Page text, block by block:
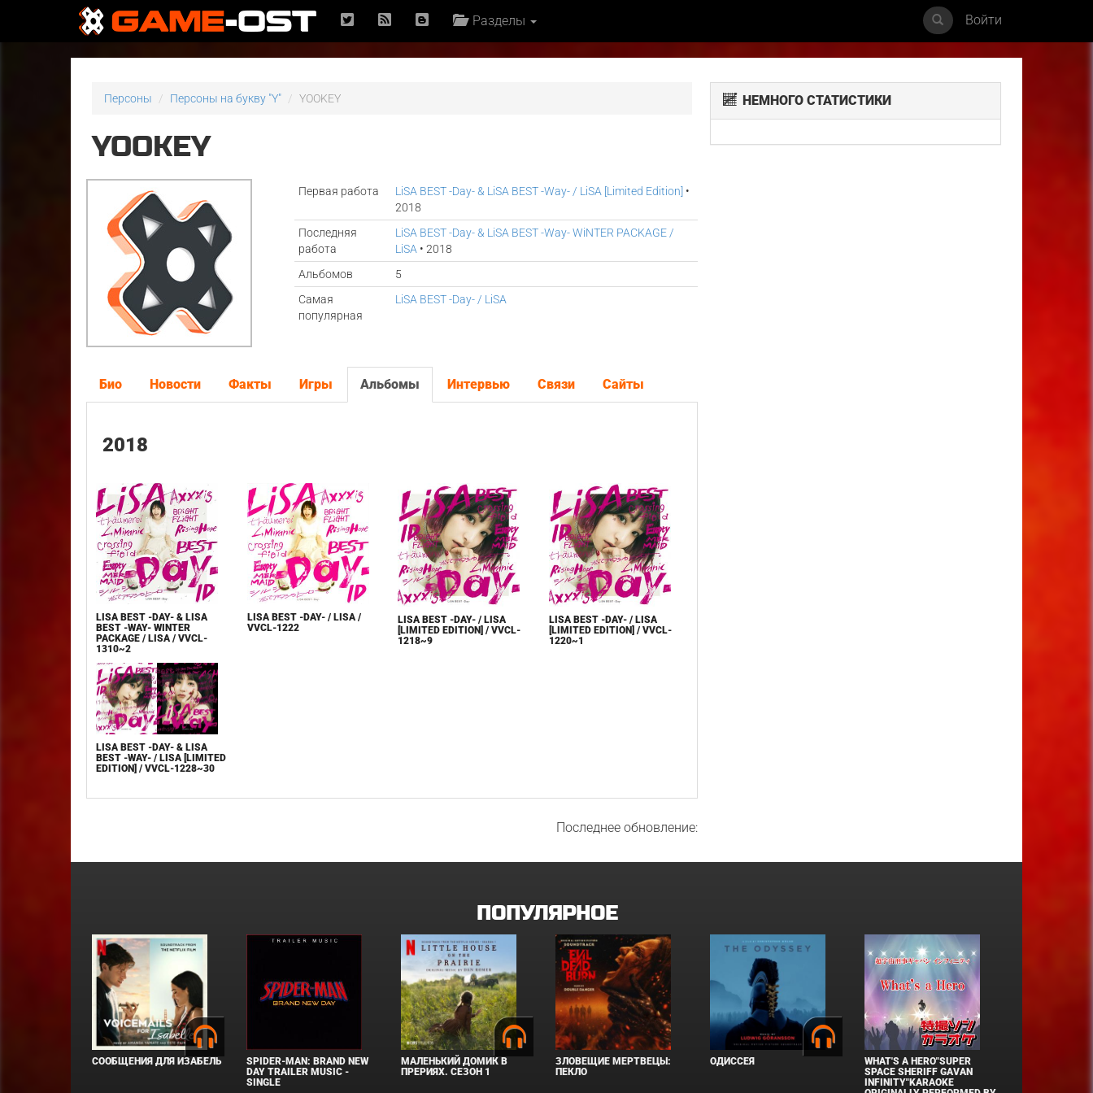
Разделы Войти
Персоны Персоны на букву "Y" YOOKEY
YOOKEY
Первая работа LiSA BEST -Day- & LiSA BEST -Way- / LiSA [Limited Edition] •
2018
Последняя
работа
LiSA BEST -Day- & LiSA BEST -Way- WiNTER PACKAGE /
LiSA • 2018
Альбомов
5
Самая
популярная
LiSA BEST -Day- / LiSA
Био Новости Факты Игры Альбомы Интервью Связи Сайты
2018
LISA BEST -DAY- & LISA
BEST -WAY- WINTER
PACKAGE / LISA / VVCL-
1310~2
LISA BEST -DAY- / LISA /
VVCL-1222
LISA BEST -DAY- / LISA
[LIMITED EDITION] / VVCL-
1218~9
LISA BEST -DAY- / LISA
[LIMITED EDITION] / VVCL-
1220~1
LISA BEST -DAY- & LISA
BEST -WAY- / LISA [LIMITED
EDITION] / VVCL-1228~30
Последнее обновление:
НЕМНОГО СТАТИСТИКИ
ПОПУЛЯРНОЕ
СООБЩЕНИЯ ДЛЯ ИЗАБЕЛЬ
SPIDER-MAN: BRAND NEW
DAY TRAILER MUSIC -
SINGLE
МАЛЕНЬКИЙ ДОМИК В
ПРЕРИЯХ. СЕЗОН 1
ЗЛОВЕЩИЕ МЕРТВЕЦЫ:
ПЕКЛО
ОДИССЕЯ
WHAT'S A HERO"SUPER
SPACE SHERIFF GAVAN
INFINITY"KARAOKE